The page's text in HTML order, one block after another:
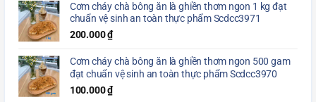
Cơm cháy chà bông ăn là ghiền thơm ngon 1 kg đạt
chuẩn vệ sinh an toàn thực phẩm Scdcc3971
200.000₫
Cơm cháy chà bông ăn là ghiền thơm ngon 500 gam
đạt chuẩn vệ sinh an toàn thực phẩm Scdcc3970
100.000₫